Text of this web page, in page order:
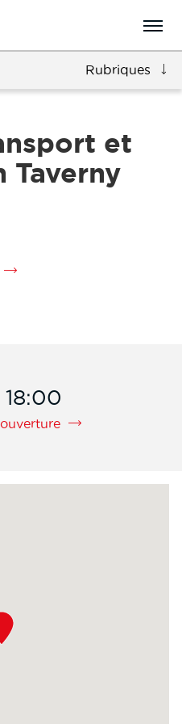
Menu
Rubriques
et
Taverny